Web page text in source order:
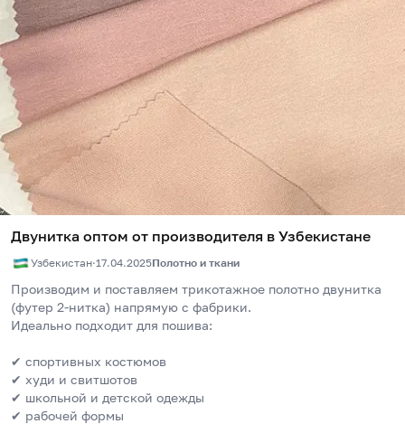
Двунитка оптом от производителя в Узбекистане
Узбекистан·17.04.2025Полотно и ткани
Производим и поставляем трикотажное полотно двунитка
(футер 2-нитка) напрямую с фабрики.
Идеально подходит для пошива:
✔ спортивных костюмов
✔ худи и свитшотов
✔ школьной и детской одежды
✔ рабочей формы